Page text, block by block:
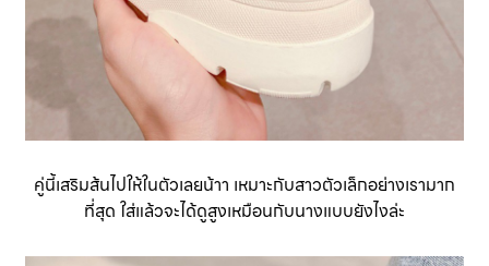
คู่นี้เสริมส้นไปให้ในตัวเลยน้าา เหมาะกับสาวตัวเล็กอย่างเรามาก
ที่สุด ใส่แล้วจะได้ดูสูงเหมือนกับนางแบบยังไงล่ะ